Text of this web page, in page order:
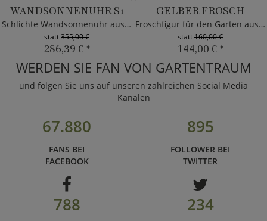
WANDSONNENUHR S1
Schlichte Wandsonnenuhr aus Edelstahl
statt355,00 €
286,39 € *
GELBER FROSCH
Froschfigur für den Garten aus Bronze
statt160,00 €
144,00 € *
WERDEN SIE FAN VON GARTENTRAUM
und folgen Sie uns auf unseren zahlreichen Social Media
Kanälen
67.880
FANS BEI
FACEBOOK
895
FOLLOWER BEI
TWITTER
788 234